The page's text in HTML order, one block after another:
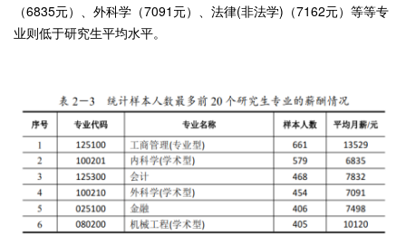
（6835元）、外科学（7091元）、法律(非法学)（7162元）等等专
业则低于研究生平均水平。